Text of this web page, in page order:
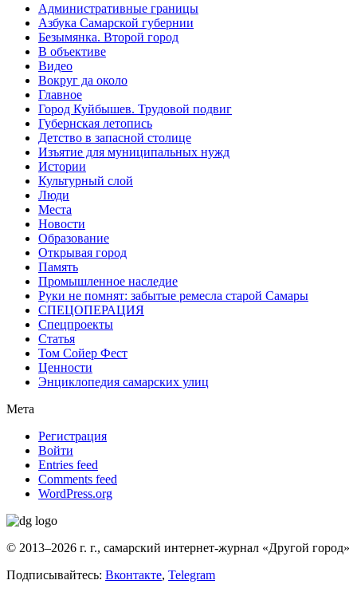
Административные границы
Азбука Самарской губернии
Безымянка. Второй город
В объективе
Видео
Вокруг да около
Главное
Город Куйбышев. Трудовой подвиг
Губернская летопись
Детство в запасной столице
Изъятие для муниципальных нужд
Истории
Культурный слой
Люди
Места
Новости
Образование
Открывая город
Память
Промышленное наследие
Руки не помнят: забытые ремесла старой Самары
СПЕЦОПЕРАЦИЯ
Спецпроекты
Статья
Том Сойер Фест
Ценности
Энциклопедия самарских улиц
Мета
Регистрация
Войти
Entries feed
Comments feed
WordPress.org
© 2013–2026 г. г., самарский интернет-журнал «Другой город»
Подписывайтесь: Вконтакте, Telegram